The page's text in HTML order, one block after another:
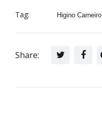
Tag: Higino Carneiro
Share: